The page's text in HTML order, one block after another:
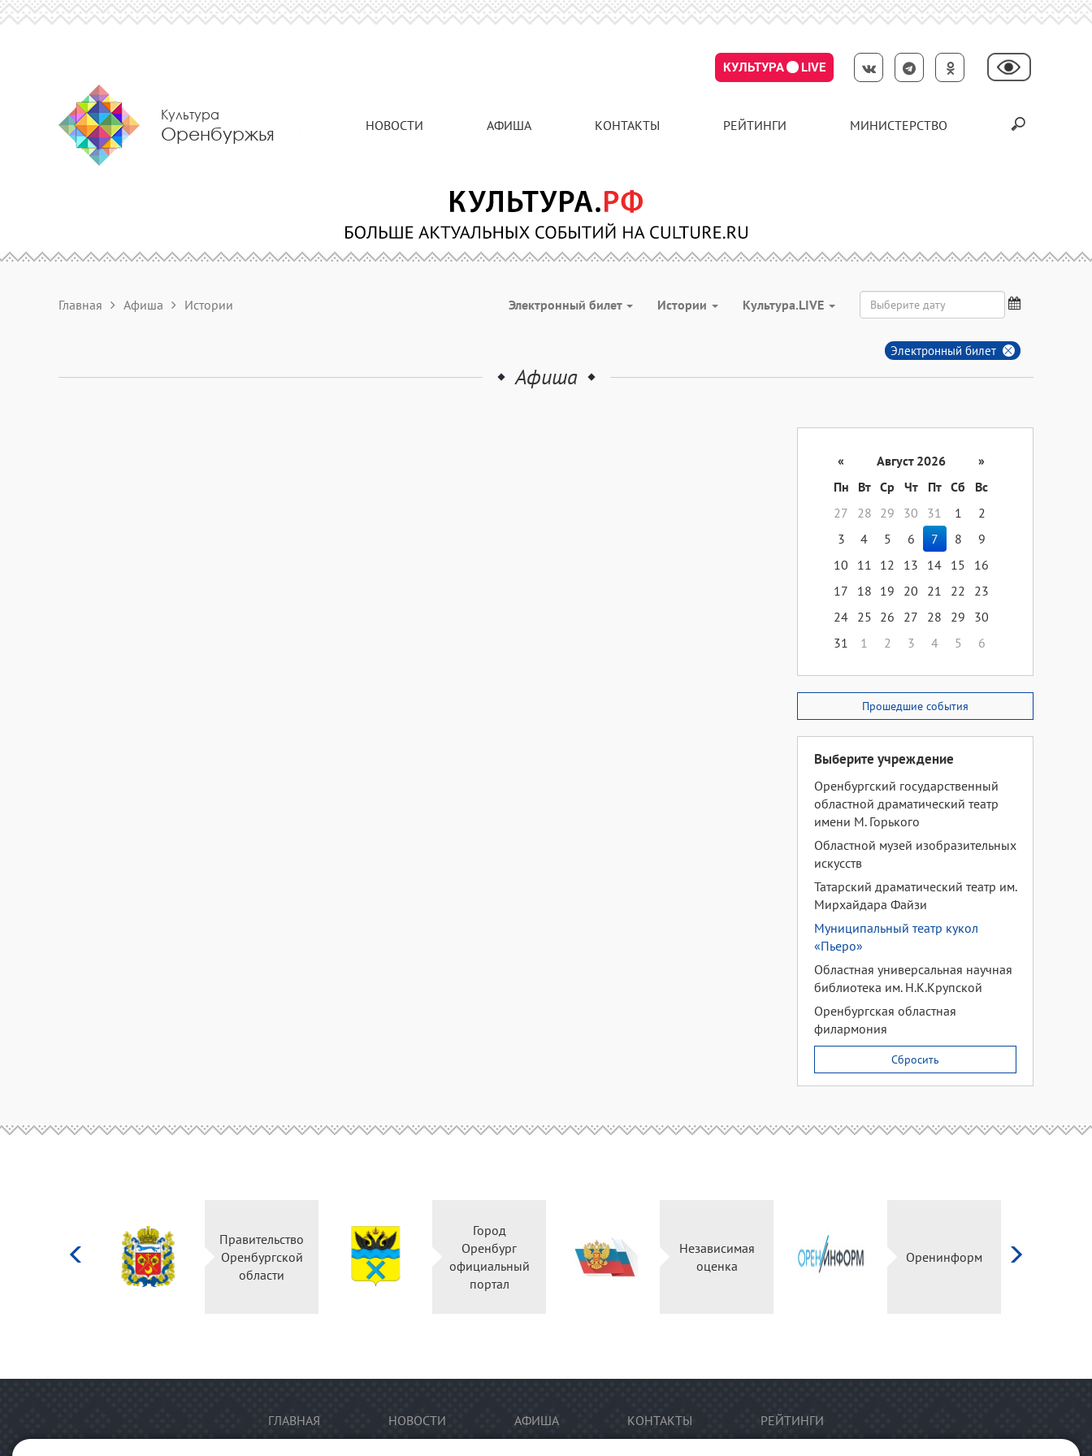
КУЛЬТУРА LIVE
Культура
Оренбуржья НОВОСТИ АФИША КОНТАКТЫ РЕЙТИНГИ МИНИСТЕРСТВО
Главная Афиша Истории Электронный билет Истории Культура.LIVE
Электронный билет
Афиша
« Август 2026
»
Пн
Вт Ср Чт Пт Сб
Вс
27
28 29 30 31 1
2
3
4 5 6 7 8
9
10
11 12 13 14 15
16
17
18 19 20 21 22
23
24 25 26 27 28 29
30
31
1 2 3 4 5 6
Прошедшие события
Выберите учреждение
Оренбургский государственный
областной драматический театр
имени М. Горького
Областной музей изобразительных
искусств
Татарский драматический театр им.
Мирхайдара Файзи
Муниципальный театр кукол
«Пьеро»
Областная универсальная научная
библиотека им. Н.К.Крупской
Оренбургская областная
филармония
Сбросить
Правительство
Оренбургской
области
Город
Оренбург
официальный
портал
Независимая
оценка
Оренинформ
ГЛАВНАЯ НОВОСТИ АФИША КОНТАКТЫ РЕЙТИНГИ